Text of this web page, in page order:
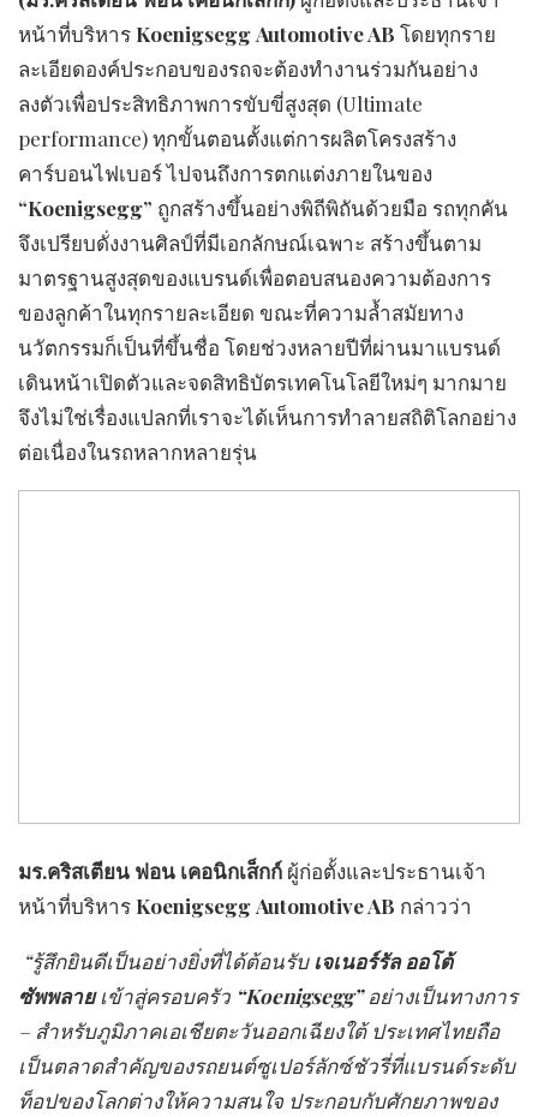
หน้าที่บริหาร Koenigsegg Automotive AB โดยทุกราย
ละเอียดองค์ประกอบของรถจะต้องทำงานร่วมกันอย่าง
ลงตัวเพื่อประสิทธิภาพการขับขี่สูงสุด (Ultimate
performance) ทุกขั้นตอนตั้งแต่การผลิตโครงสร้าง
คาร์บอนไฟเบอร์ ไปจนถึงการตกแต่งภายในของ
“Koenigsegg” ถูกสร้างขึ้นอย่างพิถีพิถันด้วยมือ รถทุกคัน
จึงเปรียบดั่งงานศิลป์ที่มีเอกลักษณ์เฉพาะ สร้างขึ้นตาม
มาตรฐานสูงสุดของแบรนด์เพื่อตอบสนองความต้องการ
ของลูกค้าในทุกรายละเอียด ขณะที่ความล้ำสมัยทาง
นวัตกรรมก็เป็นที่ขึ้นชื่อ โดยช่วงหลายปีที่ผ่านมาแบรนด์
เดินหน้าเปิดตัวและจดสิทธิบัตรเทคโนโลยีใหม่ๆ มากมาย
จึงไม่ใช่เรื่องแปลกที่เราจะได้เห็นการทำลายสถิติโลกอย่าง
ต่อเนื่องในรถหลากหลายรุ่น
มร.คริสเตียน ฟอน เคอนิกเส็กก์ ผู้ก่อตั้งและประธานเจ้า
หน้าที่บริหาร Koenigsegg Automotive AB กล่าวว่า
“รู้สึกยินดีเป็นอย่างยิ่งที่ได้ต้อนรับเจเนอร์รัล ออโต้
ซัพพลายเข้าสู่ครอบครัว “Koenigsegg”อย่างเป็นทางการ
– สำหรับภูมิภาคเอเชียตะวันออกเฉียงใต้ ประเทศไทยถือ
เป็นตลาดสำคัญของรถยนต์ซูเปอร์ลักซ์ชัวรี่ที่แบรนด์ระดับ
ท็อปของโลกต่างให้ความสนใจ ประกอบกับศักยภาพของ